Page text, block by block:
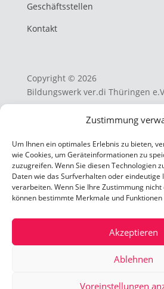
Zustimmung
Um Ihnen ein optimales Erlebnis zu bieten,
wie Cookies, um Geräteinformationen zu
zuzugreifen. Wenn Sie diesen Technologien
Daten wie das Surfverhalten oder eindeutige
verarbeiten. Wenn Sie Ihre Zustimmung
können bestimmte Merkmale und
Akzeptieren
Ablehnen
Voreinstellungen
Geschäftsstellen
Kontakt
Copyright © 2026
Bildungswerk ver.di Thüringen
Datenschutzerklärung
Cookie-Richtlinien
Impressum